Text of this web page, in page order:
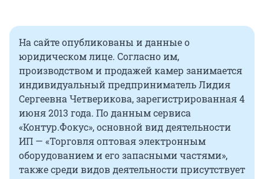
На сайте опубликованы и данные о
юридическом лице. Согласно им,
производством и продажей камер занимается
индивидуальный предприниматель Лидия
Сергеевна Четверикова, зарегистрированная 4
июня 2013 года. По данным сервиса
«Контур.Фокус», основной вид деятельности
ИП — «Торговля оптовая электронным
оборудованием и его запасными частями»,
также среди видов деятельности присутствует